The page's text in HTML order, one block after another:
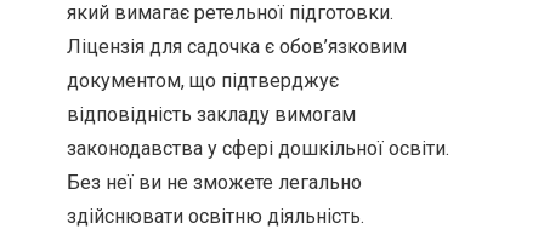
який вимагає ретельної підготовки.
Ліцензія для садочка є обов’язковим
документом, що підтверджує
відповідність закладу вимогам
законодавства у сфері дошкільної освіти.
Без неї ви не зможете легально
здійснювати освітню діяльність.